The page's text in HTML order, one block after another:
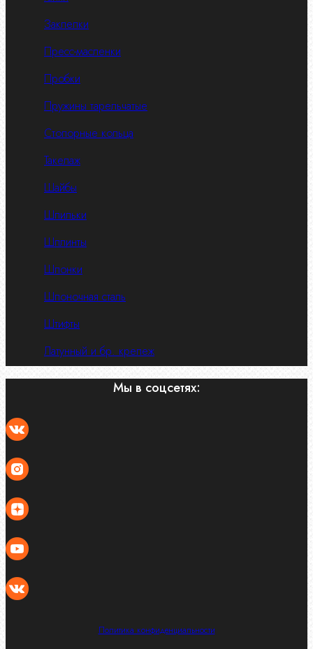
Заклепки
Пресс-масленки
Пробки
Пружины тарельчатые
Стопорные кольца
Такелаж
Шайбы
Шпильки
Шплинты
Шпонки
Шпоночная сталь
Штифты
Латунный и бр. крепеж
Мы в соцсетях:
Политика конфиденциальности